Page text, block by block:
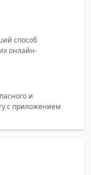
способ
онлайн-
и
с приложением